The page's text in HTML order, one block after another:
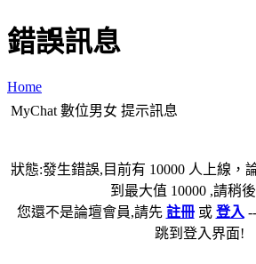
錯誤訊息
Home
MyChat 數位男女 提示訊息
狀態:發生錯誤,目前有 10000 人上線，
到最大值 10000 ,請稍
您還不是論壇會員,請先 註冊或 登入
跳到登入界面!